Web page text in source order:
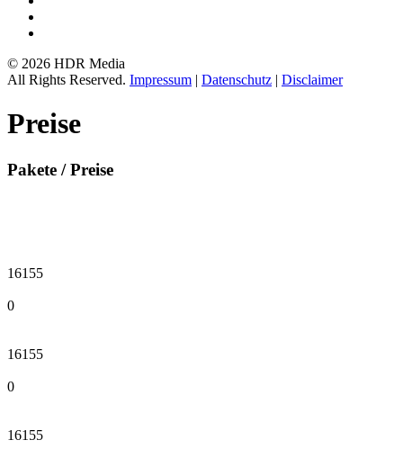
© 2026 HDR Media
All Rights Reserved. Impressum | Datenschutz | Disclaimer
Preise
Pakete / Preise
16155
0
16155
0
16155